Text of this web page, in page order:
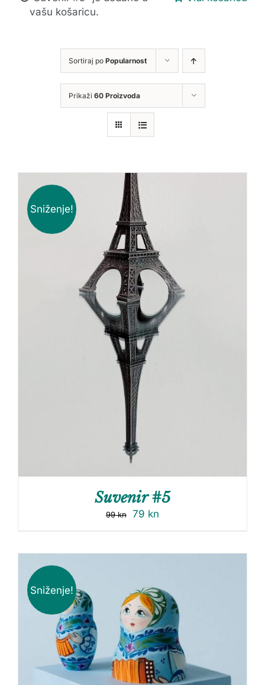
vašu košaricu.
Sortiraj po Popularnost
Prikaži 60 Proizvoda
Sniženje!
Suvenir #5
99kn 79 kn
Sniženje!